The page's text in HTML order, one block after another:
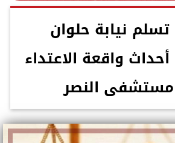
تسلم نيابة حلوان
واقعة الاعتداء
النصر